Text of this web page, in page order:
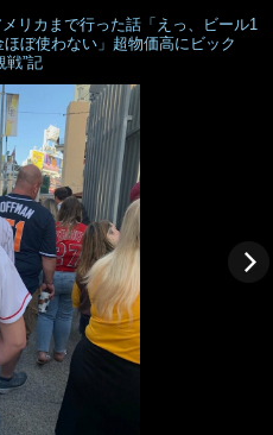
リカまで行った話「えっ、ビール1
ぼ使わない」超物価高にビック
戦”記